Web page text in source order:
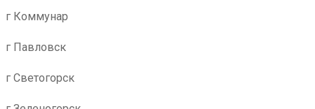
г Коммунар
г Павловск
г Светогорск